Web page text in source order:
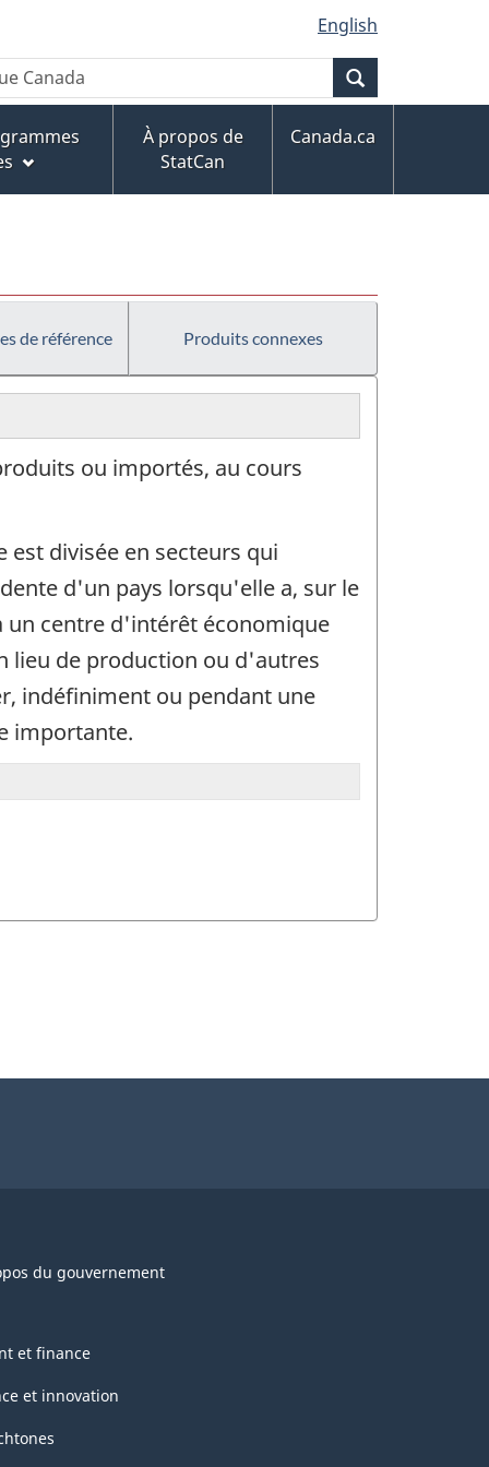
English
À propos de
StatCan
Canada.ca
de référence Produits connexes
ou importés, au cours
divisée en secteurs qui
d'un pays lorsqu'elle a, sur le
centre d'intérêt économique
lieu de production ou d'autres
indéfiniment ou pendant une
importante.
du gouvernement
et finance
et innovation